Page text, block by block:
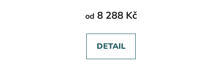
od 8 288 Kč
DETAIL